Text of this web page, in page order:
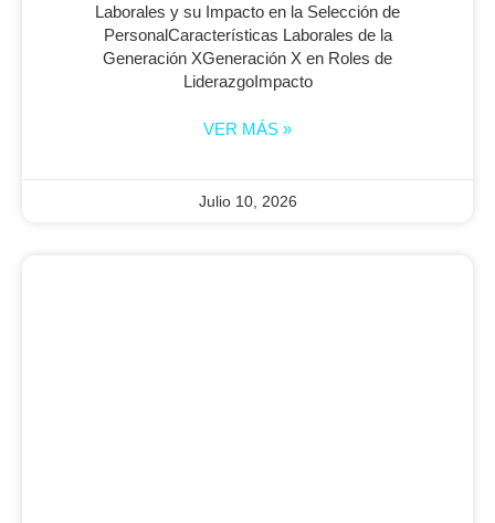
Laborales y su Impacto en la Selección de
PersonalCaracterísticas Laborales de la
Generación XGeneración X en Roles de
LiderazgoImpacto
VER MÁS »
Julio 10, 2026